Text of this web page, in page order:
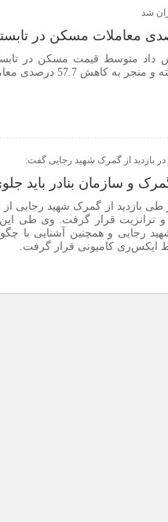
57.7 درصدی معاملات شده است.
بازدید از گمرک شهید رجایی گفت:
و سازمان بنادر باید
بازدید از گمرک شهید رجایی
و ترانزیت قرار گرفت. وی طی
رجایی و همچنین آشنایی با
ایکس‌ری کامیونی قرار گرفت.